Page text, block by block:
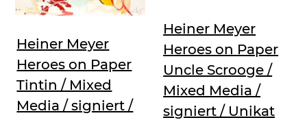
Heiner Meyer
Heroes on Paper
Tintin / Mixed
Media / signiert /
Heiner Meyer
Heroes on Paper
Uncle Scrooge /
Mixed Media /
signiert / Unikat